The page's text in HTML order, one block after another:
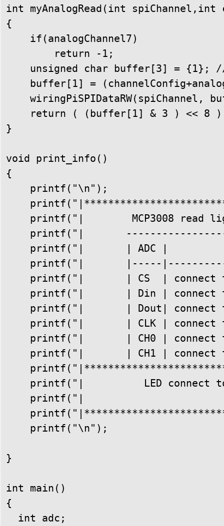
int myAnalogRead(int spiChannel,int
{
    if(analogChannel7)
        return -1;
unsigned char buffer[3] = {1};
buffer[1] =
wiringPiSPIDataRW(spiChannel,
return ( (buffer[1] & 3 ) << 8
}
void print_info()
{
    printf("\n");
printf("|        MCP3008 read
printf("|
printf("|       | ADC |
printf("|       |-----
printf("|       | CS  | connect
printf("|       | Din | connect
printf("|       | Dout| connect
printf("|       | CLK | connect
printf("|       | CH0 | connect
printf("|       | CH1 | connect
printf("|          LED connect
printf("|
    printf("\n");
}
int main()
{
  int adc;